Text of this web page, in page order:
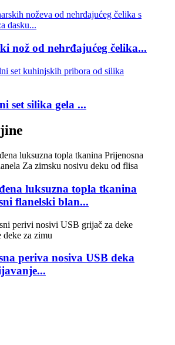
nož od nehrđajućeg čelika...
set silika gela ...
luksuzna topla tkanina
flanelski blan...
periva nosiva USB deka